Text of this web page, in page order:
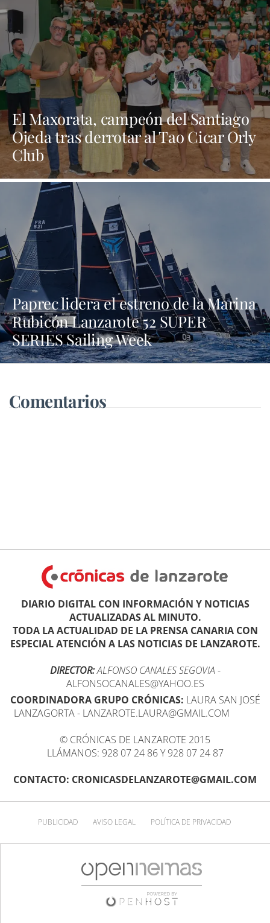
El Maxorata, campeón del Santiago
Ojeda tras derrotar al Tao Cicar Orly
Club
Paprec lidera el estreno de la Marina
Rubicón Lanzarote 52 SUPER
SERIES Sailing Week
Comentarios
DIARIO DIGITAL CON INFORMACIÓN Y NOTICIAS
ACTUALIZADAS AL MINUTO.
TODA LA ACTUALIDAD DE LA PRENSA CANARIA CON
ESPECIAL ATENCIÓN A LAS NOTICIAS DE LANZAROTE.
DIRECTOR:ALFONSO CANALES SEGOVIA -
ALFONSOCANALES@YAHOO.ES
COORDINADORA GRUPO CRÓNICAS: LAURA SAN JOSÉ
LANZAGORTA - LANZAROTE.LAURA@GMAIL.COM
© CRÓNICAS DE LANZAROTE 2015
LLÁMANOS: 928 07 24 86 Y 928 07 24 87
CONTACTO: CRONICASDELANZAROTE@GMAIL.COM
PUBLICIDAD AVISO LEGAL POLÍTICA DE PRIVACIDAD